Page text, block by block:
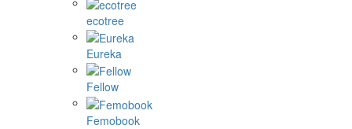
ecotree
Eureka
Fellow
Femobook